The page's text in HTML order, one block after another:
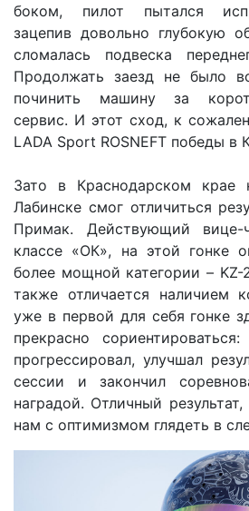
боком, пилот пытался
зацепив довольно глубокую
сломалась подвеска
Продолжать заезд не было
починить машину за
сервис. И этот сход, к
LADA Sport ROSNEFT победы в
Зато в Краснодарском крае
Лабинске смог отличиться
Примак. Действующий
классе «ОК», на этой гонке
более мощной категории – KZ-
также отличается наличием
уже в первой для себя гонке
прекрасно
прогрессировал, улучшал
сессии и закончил
наградой. Отличный
нам с оптимизмом глядеть в